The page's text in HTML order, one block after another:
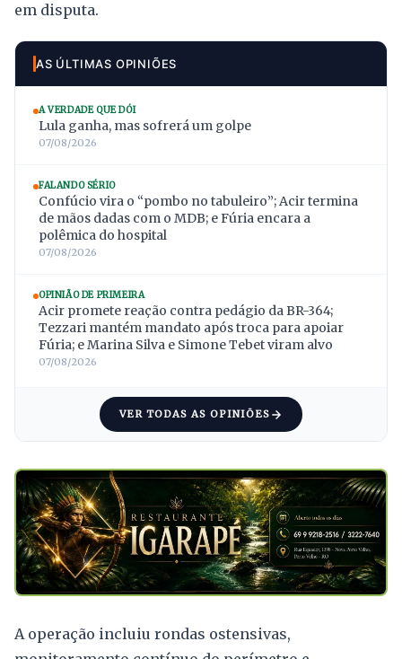
em disputa.
AS ÚLTIMAS OPINIÕES
A VERDADE QUE DÓI
Lula ganha, mas sofrerá um golpe
07/08/2026
FALANDO SÉRIO
Confúcio vira o “pombo no tabuleiro”; Acir termina
de mãos dadas com o MDB; e Fúria encara a
polêmica do hospital
07/08/2026
OPINIÃO DE PRIMEIRA
Acir promete reação contra pedágio da BR-364;
Tezzari mantém mandato após troca para apoiar
Fúria; e Marina Silva e Simone Tebet viram alvo
07/08/2026
VER TODAS AS OPINIÕES
A operação incluiu rondas ostensivas,